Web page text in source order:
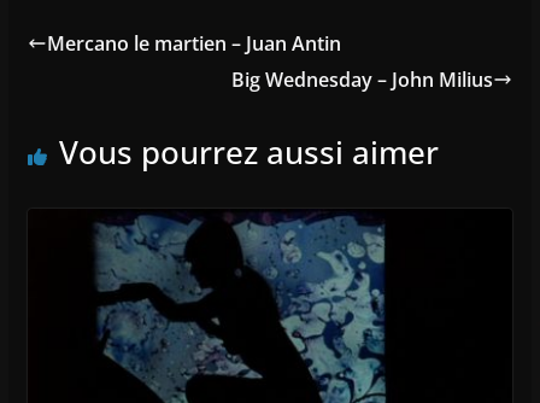
Mercano le martien – Juan Antin
Big Wednesday – John Milius
Vous pourrez aussi aimer